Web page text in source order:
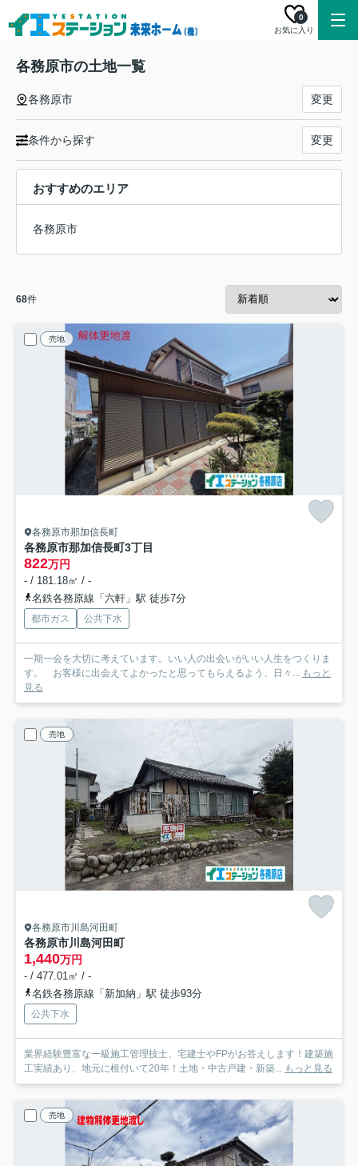
お気に入り
0
各務原市の土地一覧
各務原市 変更
条件から探す 変更
おすすめのエリア
各務原市
68件
売地
各務原市那加信長町
各務原市那加信長町3丁目
822万円
- / 181.18㎡ / -
名鉄各務原線「六軒」駅 徒歩7分
都市ガス 公共下水
一期一会を大切に考えています。いい人の出会いがいい人生をつくりま
す。 お客様に出会えてよかったと思ってもらえるよう、日々... もっと
見る
売地
各務原市川島河田町
各務原市川島河田町
1,440万円
- / 477.01㎡ / -
名鉄各務原線「新加納」駅 徒歩93分
公共下水
業界経験豊富な一級施工管理技士、宅建士やFPがお答えします！建築施
工実績あり、地元に根付いて20年！土地・中古戸建・新築... もっと見る
売地